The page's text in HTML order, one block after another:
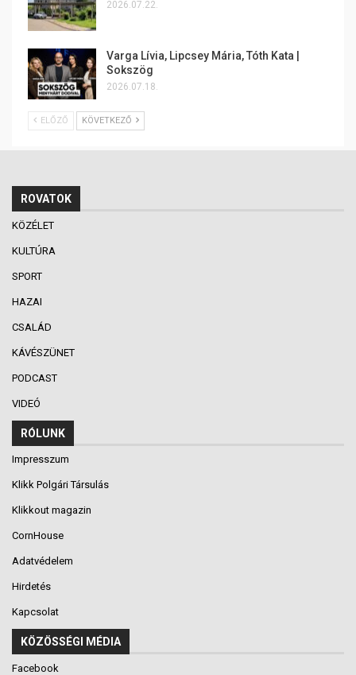
2026.07.22.
Varga Lívia, Lipcsey Mária, Tóth Kata |
Sokszög
2026.07.18.
ELŐZŐ KÖVETKEZŐ
ROVATOK
KÖZÉLET
KULTÚRA
SPORT
HAZAI
CSALÁD
KÁVÉSZÜNET
PODCAST
VIDEÓ
RÓLUNK
Impresszum
Klikk Polgári Társulás
Klikkout magazin
CornHouse
Adatvédelem
Hirdetés
Kapcsolat
KÖZÖSSÉGI MÉDIA
Facebook